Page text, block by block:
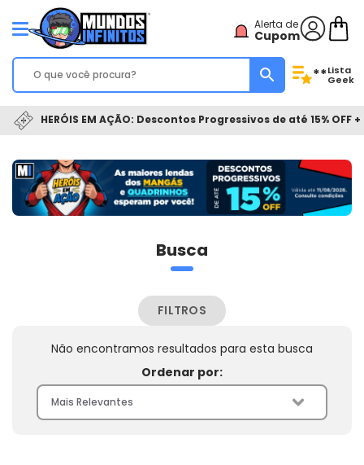
Alerta de
Cupom
**Lista
Geek
HERÓIS EM AÇÃO: Descontos Progressivos de até 15% OFF
Busca
FILTROS
Não encontramos resultados para esta busca
Ordenar por: